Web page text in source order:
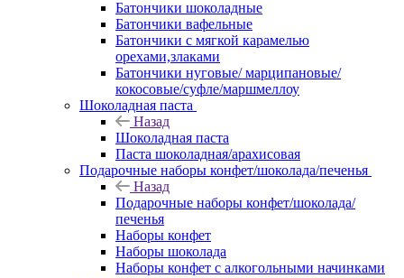
Батончики шоколадные
Батончики вафельные
Батончики с мягкой карамелью
орехами,злаками
Батончики нуговые/ марципановые/
кокосовые/суфле/маршмеллоу
Шоколадная паста
Назад
Шоколадная паста
Паста шоколадная/арахисовая
Подарочные наборы конфет/шоколада/печенья
Назад
Подарочные наборы конфет/шоколада/
печенья
Наборы конфет
Наборы шоколада
Наборы конфет с алкогольными начинками